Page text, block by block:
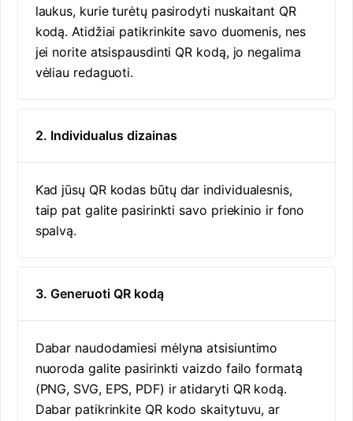
laukus, kurie turėtų pasirodyti nuskaitant QR
kodą. Atidžiai patikrinkite savo duomenis, nes
jei norite atsispausdinti QR kodą, jo negalima
vėliau redaguoti.
2. Individualus dizainas
Kad jūsų QR kodas būtų dar individualesnis,
taip pat galite pasirinkti savo priekinio ir fono
spalvą.
3. Generuoti QR kodą
Dabar naudodamiesi mėlyna atsisiuntimo
nuoroda galite pasirinkti vaizdo failo formatą
(PNG, SVG, EPS, PDF) ir atidaryti QR kodą.
Dabar patikrinkite QR kodo skaitytuvu, ar